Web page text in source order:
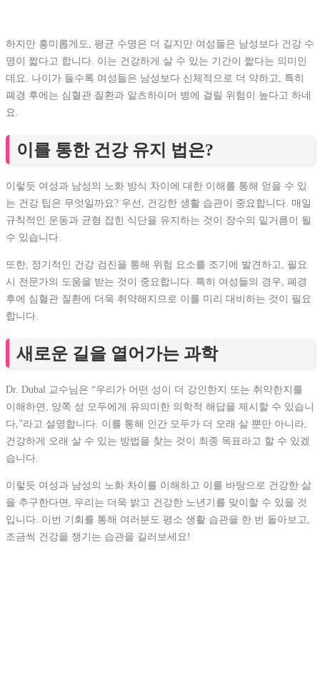
하지만 흥미롭게도, 평균 수명은 더 길지만 여성들은 남성보다 건강 수
명이 짧다고 합니다. 이는 건강하게 살 수 있는 기간이 짧다는 의미인
데요. 나이가 들수록 여성들은 남성보다 신체적으로 더 약하고, 특히
폐경 후에는 심혈관 질환과 알츠하이머 병에 걸릴 위험이 높다고 하네
요.
이를 통한 건강 유지 법은?
이렇듯 여성과 남성의 노화 방식 차이에 대한 이해를 통해 얻을 수 있
는 건강 팁은 무엇일까요? 우선, 건강한 생활 습관이 중요합니다. 매일
규칙적인 운동과 균형 잡힌 식단을 유지하는 것이 장수의 밑거름이 될
수 있습니다.
또한, 정기적인 건강 검진을 통해 위험 요소를 조기에 발견하고, 필요
시 전문가의 도움을 받는 것이 중요합니다. 특히 여성들의 경우, 폐경
후에 심혈관 질환에 더욱 취약해지므로 이를 미리 대비하는 것이 필요
합니다.
새로운 길을 열어가는 과학
Dr. Dubal 교수님은 “우리가 어떤 성이 더 강인한지 또는 취약한지를
이해하면, 양쪽 성 모두에게 유의미한 의학적 해답을 제시할 수 있습니
다,”라고 설명합니다. 이를 통해 인간 모두가 더 오래 살 뿐만 아니라,
건강하게 오래 살 수 있는 방법을 찾는 것이 최종 목표라고 할 수 있겠
습니다.
이렇듯 여성과 남성의 노화 차이를 이해하고 이를 바탕으로 건강한 삶
을 추구한다면, 우리는 더욱 밝고 건강한 노년기를 맞이할 수 있을 것
입니다. 이번 기회를 통해 여러분도 평소 생활 습관을 한 번 돌아보고,
조금씩 건강을 챙기는 습관을 길러보세요!